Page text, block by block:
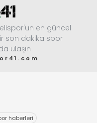
en güncel
son dakika spor
ulaşın
haberleri